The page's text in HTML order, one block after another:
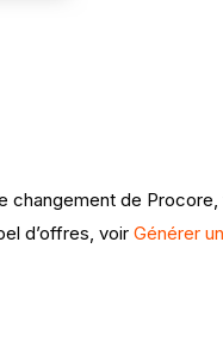
changement de Procore,
d’offres, voir Générer